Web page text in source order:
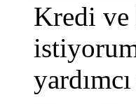
Kredi ve